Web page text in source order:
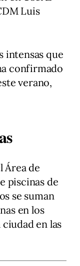
Luis
intensas que
confirmado
verano,
Área de
piscinas de
se suman
en los
en las